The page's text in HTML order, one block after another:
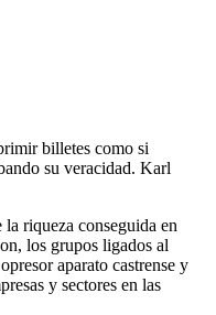
billetes como si
su veracidad. Karl
riqueza conseguida en
los grupos ligados al
aparato castrense y
y sectores en las